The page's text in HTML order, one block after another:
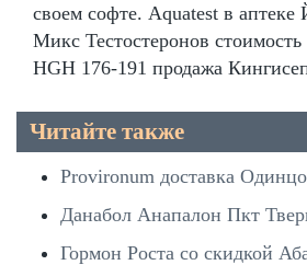
своем софте. Aquatest в
Микс Тестостеронов
HGH 176-191 продажа
Читайте также
Provironum доставка
Данабол Анапалон Пкт
Гормон Роста со скидкой